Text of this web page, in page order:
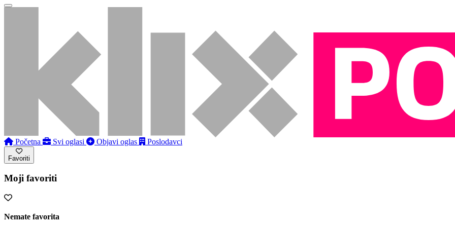
Početna Svi oglasi Objavi oglas Poslodavci
Favoriti
Moji favoriti
Nemate favorita